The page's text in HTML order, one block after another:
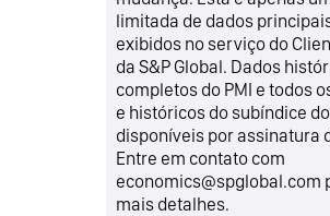
limitada de dados
exibidos no serviço do
da S&P Global. Dados
completos do PMI e todos
e históricos do subíndice
disponíveis por assinatura
Entre em contato com
economics@spglobal.com
mais detalhes.